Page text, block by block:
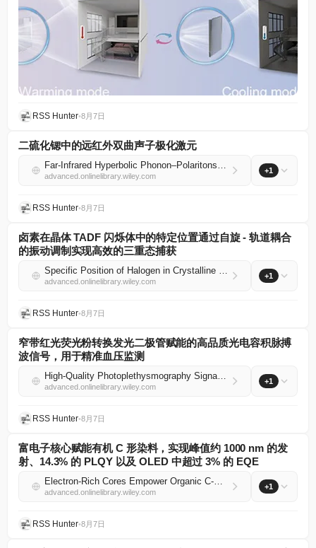
RSS Hunter•8月7日
二硫化锶中的远红外双曲声子极化激元
Far‐Infrared Hyperbolic Phonon–Polaritons in Zirconium Disulfide
advanced.onlinelibrary.wiley.com
+1
RSS Hunter•8月7日
卤素在晶体 TADF 闪烁体中的特定位置通过自旋 - 轨道耦合
的振动调制实现高效的三重态捕获
Specific Position of Halogen in Crystalline TADF Scintillators Enables Efficient Triplet Harvesting Through Vibrational Modulation of Spin–Orbit Coupling
advanced.onlinelibrary.wiley.com
+1
RSS Hunter•8月7日
窄带红光荧光粉转换发光二极管赋能的高品质光电容积脉搏
波信号，用于精准血压监测
High‐Quality Photoplethysmography Signal Enabled by Narrowband Red Phosphor Converted Light‐Emitting Diodes for Accurate Blood‐Pressure Monitoring
advanced.onlinelibrary.wiley.com
+1
RSS Hunter•8月7日
富电子核心赋能有机 C 形染料，实现峰值约 1000 nm 的发
射、14.3% 的 PLQY 以及 OLED 中超过 3% 的 EQE
Electron‐Rich Cores Empower Organic C‐Shaped Dyes With Emission Peaking Around 1000 nm, 14.3% PLQY, and >3% EQE in OLEDs
advanced.onlinelibrary.wiley.com
+1
RSS Hunter•8月7日